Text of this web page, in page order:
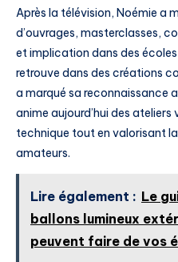
Après la télévision, Noémie a
d’ouvrages, masterclasses,
et implication dans des
retrouve dans des créations
a marqué sa reconnaissance
anime aujourd’hui des
technique tout en valorisant
amateurs.
Lire également : Le
ballons lumineux
peuvent faire de vos